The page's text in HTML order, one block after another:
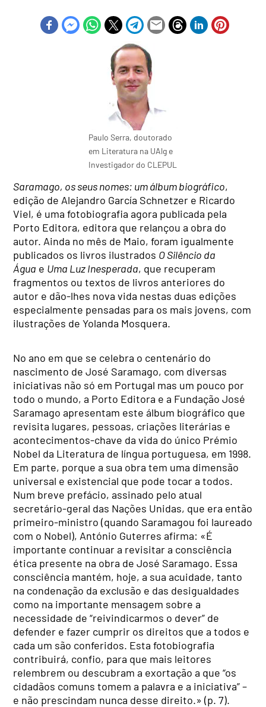
Paulo Serra, doutorado
em Literatura na UAlg e
Investigador do CLEPUL
Saramago, os seus nomes: um álbum biográfico,
edição de Alejandro García Schnetzer e Ricardo
Viel, é uma fotobiografia agora publicada pela
Porto Editora, editora que relançou a obra do
autor. Ainda no mês de Maio, foram igualmente
publicados os livros ilustrados O Silêncio da
Água e Uma Luz Inesperada, que recuperam
fragmentos ou textos de livros anteriores do
autor e dão-lhes nova vida nestas duas edições
especialmente pensadas para os mais jovens, com
ilustrações de Yolanda Mosquera.
No ano em que se celebra o centenário do
nascimento de José Saramago, com diversas
iniciativas não só em Portugal mas um pouco por
todo o mundo, a Porto Editora e a Fundação José
Saramago apresentam este álbum biográfico que
revisita lugares, pessoas, criações literárias e
acontecimentos-chave da vida do único Prémio
Nobel da Literatura de língua portuguesa, em 1998.
Em parte, porque a sua obra tem uma dimensão
universal e existencial que pode tocar a todos.
Num breve prefácio, assinado pelo atual
secretário-geral das Nações Unidas, que era então
primeiro-ministro (quando Saramagou foi laureado
com o Nobel), António Guterres afirma: «É
importante continuar a revisitar a consciência
ética presente na obra de José Saramago. Essa
consciência mantém, hoje, a sua acuidade, tanto
na condenação da exclusão e das desigualdades
como na importante mensagem sobre a
necessidade de “reivindicarmos o dever” de
defender e fazer cumprir os direitos que a todos e
cada um são conferidos. Esta fotobiografia
contribuirá, confio, para que mais leitores
relembrem ou descubram a exortação a que “os
cidadãos comuns tomem a palavra e a iniciativa” –
e não prescindam nunca desse direito.» (p. 7).